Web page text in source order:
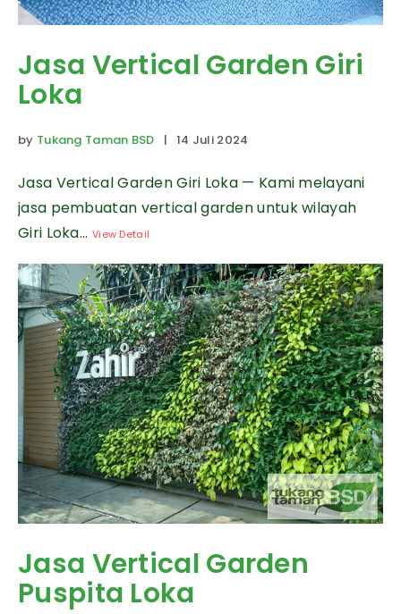
Jasa Vertical Garden Giri
Loka
by Tukang Taman BSD | 14 Juli 2024
Jasa Vertical Garden Giri Loka — Kami melayani
jasa pembuatan vertical garden untuk wilayah
Giri Loka... View Detail
Jasa Vertical Garden
Puspita Loka